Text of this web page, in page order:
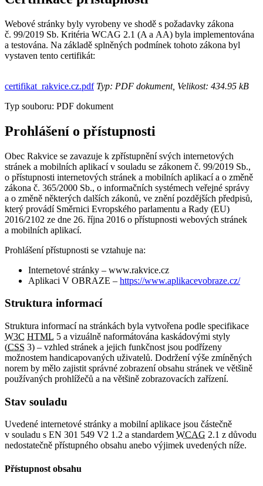
Webové stránky byly vyrobeny ve shodě s požadavky zákona
č. 99/2019 Sb. Kritéria WCAG 2.1 (A a AA) byla implementována
a testována. Na základě splněných podmínek tohoto zákona byl
vystaven tento certifikát:
certifikat_rakvice.cz.pdfTyp: PDF dokument, Velikost: 434.95 kB
Typ souboru: PDF dokument
Prohlášení o přístupnosti
Obec Rakvice se zavazuje k zpřístupnění svých internetových
stránek a mobilních aplikací v souladu se zákonem č. 99/2019 Sb.,
o přístupnosti internetových stránek a mobilních aplikací a o změně
zákona č. 365/2000 Sb., o informačních systémech veřejné správy
a o změně některých dalších zákonů, ve znění pozdějších předpisů,
který provádí Směrnici Evropského parlamentu a Rady (EU)
2016/2102 ze dne 26. října 2016 o přístupnosti webových stránek
a mobilních aplikací.
Prohlášení přístupnosti se vztahuje na:
Internetové stránky – www.rakvice.cz
Aplikaci V OBRAZE – https://www.aplikacevobraze.cz/
Struktura informací
Struktura informací na stránkách byla vytvořena podle specifikace
W3C HTML 5 a vizuálně naformátována kaskádovými styly
(CSS 3) – vzhled stránek a jejich funkčnost jsou podřízeny
možnostem handicapovaných uživatelů. Dodržení výše zmíněných
norem by mělo zajistit správné zobrazení obsahu stránek ve většině
používaných prohlížečů a na většině zobrazovacích zařízení.
Stav souladu
Uvedené internetové stránky a mobilní aplikace jsou částečně
v souladu s EN 301 549 V2 1.2 a standardem WCAG 2.1 z důvodu
nedostatečně přístupného obsahu anebo výjimek uvedených níže.
Přístupnost obsahu